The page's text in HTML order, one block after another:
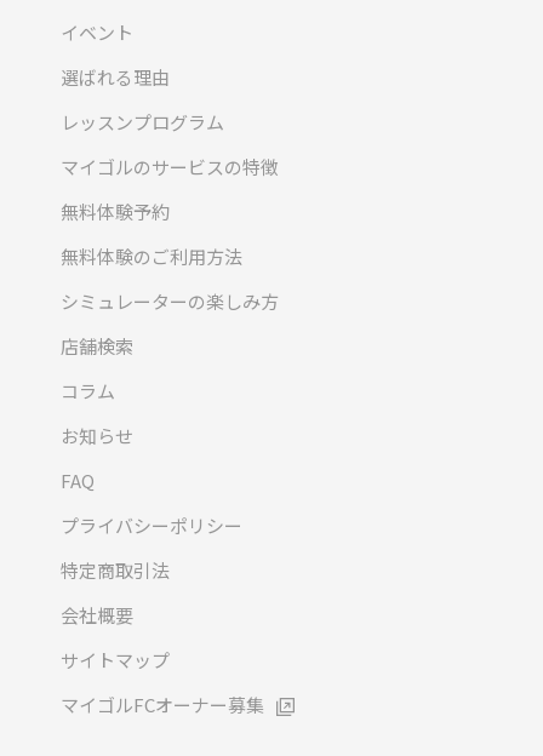
イベント
選ばれる理由
レッスンプログラム
マイゴルのサービスの特徴
無料体験予約
無料体験のご利用方法
シミュレーターの楽しみ方
店舗検索
コラム
お知らせ
FAQ
プライバシーポリシー
特定商取引法
会社概要
サイトマップ
マイゴルFCオーナー募集